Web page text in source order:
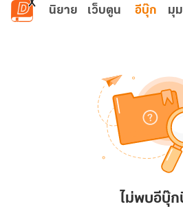
ข้ามไปยังเนื้อหาหลัก
นิยาย เว็บตูน อีบุ๊ก มุ
ไม่พบอีบุ๊ก